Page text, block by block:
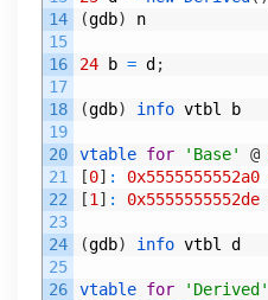
14
15
16
17
18
19
20
21
22
23
24
25
26
(gdb) n
24 b = d ;
(gdb) info vtbl b
vtable for 'Base' @
[0] : 0x5555555552a0
[1 ] : 0x5555555552de
(gdb) info vtbl d
vtable for 'Derived'